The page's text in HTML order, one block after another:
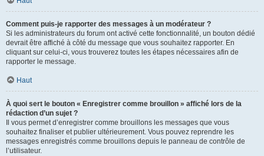
Comment puis-je rapporter des messages à un modérateur ?
Si les administrateurs du forum ont activé cette fonctionnalité, un bouton dédié
devrait être affiché à côté du message que vous souhaitez rapporter. En
cliquant sur celui-ci, vous trouverez toutes les étapes nécessaires afin de
rapporter le message.
Haut
À quoi sert le bouton « Enregistrer comme brouillon » affiché lors de la
rédaction d’un sujet ?
Il vous permet d’enregistrer comme brouillons les messages que vous
souhaitez finaliser et publier ultérieurement. Vous pouvez reprendre les
messages enregistrés comme brouillons depuis le panneau de contrôle de
l’utilisateur.